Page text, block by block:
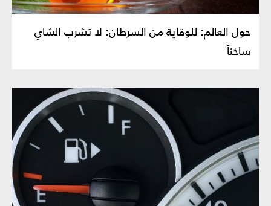
حول العالم: للوقاية من السرطان: لا تشرب الشاي
ساخناً